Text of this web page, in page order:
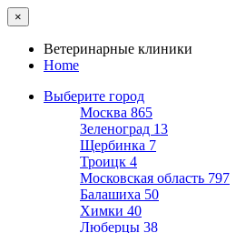
×
Ветеринарные клиники
Home
Выберите город
Москва 865
Зеленоград 13
Щербинка 7
Троицк 4
Московская область 797
Балашиха 50
Химки 40
Люберцы 38